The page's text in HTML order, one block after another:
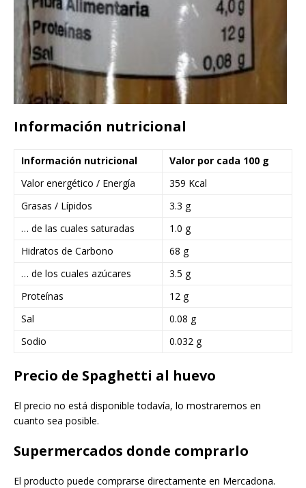
Información nutricional
Información nutricional
Valor por cada 100 g
Valor energético / Energía
359 Kcal
Grasas / Lípidos
3.3 g
… de las cuales saturadas
1.0 g
Hidratos de Carbono
68 g
… de los cuales azúcares
3.5 g
Proteínas
12 g
Sal
0.08 g
Sodio
0.032 g
Precio de Spaghetti al huevo
El precio no está disponible todavía, lo mostraremos en
cuanto sea posible.
Supermercados donde comprarlo
El producto puede comprarse directamente en Mercadona.